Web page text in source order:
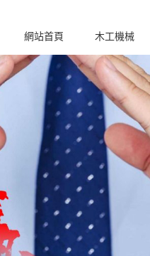
網站首頁
木工機械